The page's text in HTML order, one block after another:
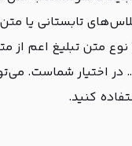
تابستانی یا متن
دارید، بانک پیامکی دایرکت با بیش
اختیار شماست.
کنید.